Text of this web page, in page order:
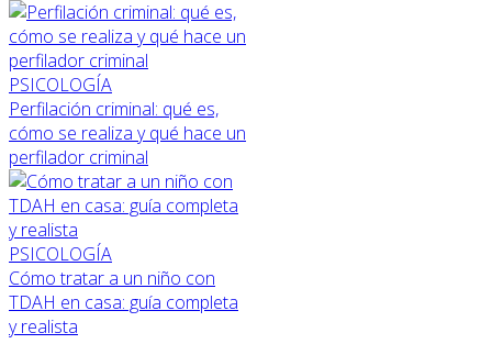
PSICOLOGÍA
Perfilación criminal: qué es,
cómo se realiza y qué hace un
perfilador criminal
PSICOLOGÍA
Cómo tratar a un niño con
TDAH en casa: guía completa
y realista